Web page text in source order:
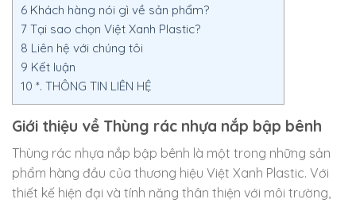
6 Khách hàng nói gì về sản phẩm?
7 Tại sao chọn Việt Xanh Plastic?
8 Liên hệ với chúng tôi
9 Kết luận
10 *. THÔNG TIN LIÊN HỆ
Giới thiệu về Thùng rác nhựa nắp bập bênh
Thùng rác nhựa nắp bập bênh là một trong những sản
phẩm hàng đầu của thương hiệu Việt Xanh Plastic. Với
thiết kế hiện đại và tính năng thân thiện với môi trường,